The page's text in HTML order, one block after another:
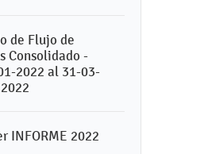
de Flujo de
Consolidado -
2022 al 31-03-
2022
INFORME 2022